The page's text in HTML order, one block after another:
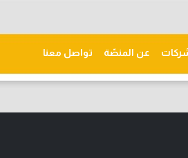
عن المنصّة تواصل معنا